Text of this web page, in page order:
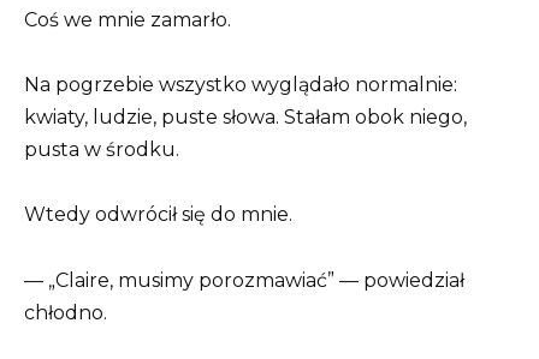
Coś we mnie zamarło.
Na pogrzebie wszystko wyglądało normalnie:
kwiaty, ludzie, puste słowa. Stałam obok niego,
pusta w środku.
Wtedy odwrócił się do mnie.
— „Claire, musimy porozmawiać” — powiedział
chłodno.